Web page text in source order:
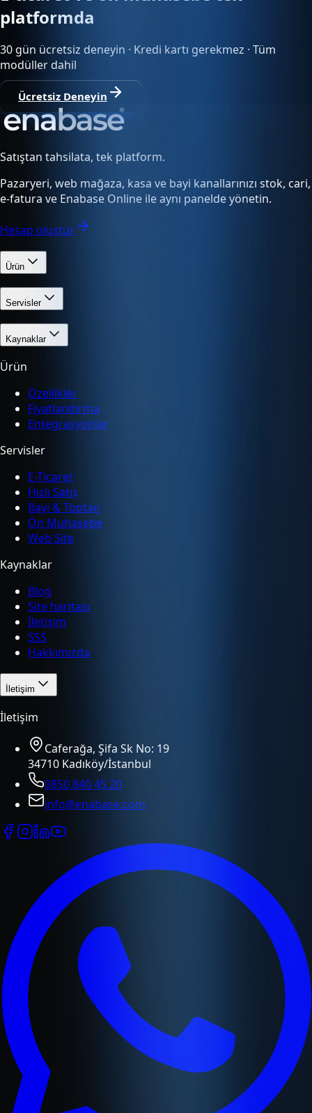
platformda
30 gün ücretsiz deneyin · Kredi kartı gerekmez · Tüm
modüller dahil
Ücretsiz Deneyin
Satıştan tahsilata, tek platform.
Pazaryeri, web mağaza, kasa ve bayi kanallarınızı stok, cari,
e-fatura ve Enabase Online ile aynı panelde yönetin.
Hesap oluştur
Ürün
Servisler
Kaynaklar
Ürün
Özellikler
Fiyatlandırma
Entegrasyonlar
Servisler
E-Ticaret
Hızlı Satış
Bayi & Toptan
Ön Muhasebe
Web Site
Kaynaklar
Blog
Site haritası
İletişim
SSS
Hakkımızda
İletişim
İletişim
Caferağa, Şifa Sk No: 19
34710 Kadıköy/İstanbul
0850 840 45 20
info@enabase.com